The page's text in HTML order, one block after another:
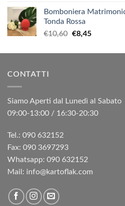
Bomboniera
Tonda Rossa
€10,60 Il
originale
€8,45Il
attuale
CONTATTI
Siamo Aperti dal Lunedì al Sabato
09:00-13:00 / 16:30-20:30
Tel.: 090 632152
Fax: 090 3697293‬
Whatsapp: 090 632152
Mail: info@kartoflak.com